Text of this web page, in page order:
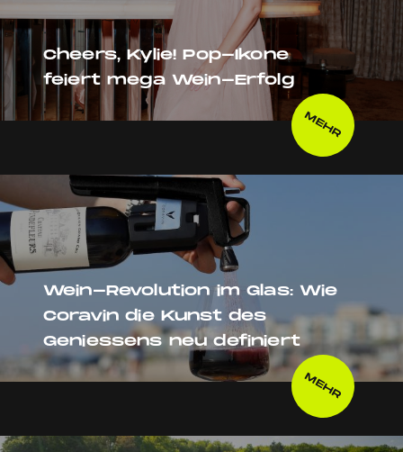
Cheers, Kylie! Pop-Ikone
feiert mega Wein-Erfolg
MEHR
Wein-Revolution im Glas: Wie
Coravin die Kunst des
Geniessens neu definiert
MEHR